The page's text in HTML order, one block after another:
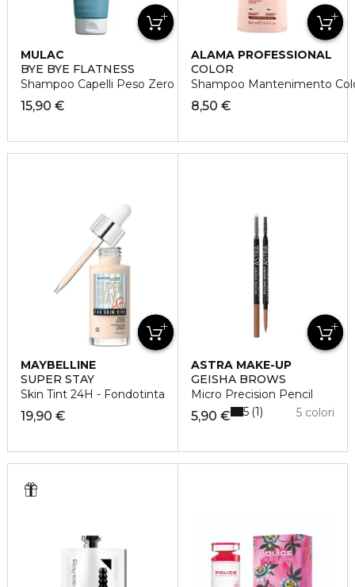
MULAC
BYE BYE FLATNESS
Shampoo Capelli Peso Zero
15,90 €
ALAMA PROFESSIONAL
COLOR
Shampoo Mantenimento
8,50 €
MAYBELLINE
SUPER STAY
Skin Tint 24H - Fondotinta
19,90 €
ASTRA MAKE-UP
GEISHA BROWS
Micro Precision Pencil
5,90 € 5 colori
5 1